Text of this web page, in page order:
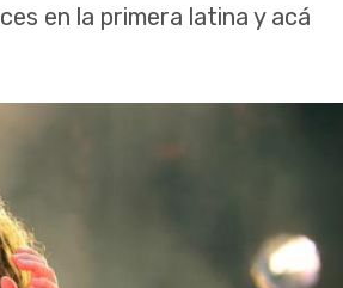
en la primera latina y acá